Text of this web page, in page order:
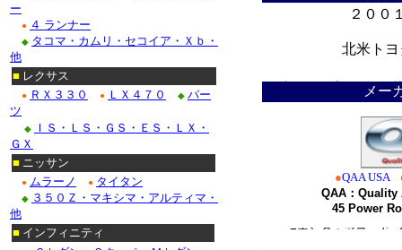
２００
北米ト
メー
●QAA USA
QAA：
45 Power
クローム/ステンレス
クローム/ステンレ
クロームパーツ■ニッ
・テラノ_クローム
/ステンレス_パーツ
Ｍ３５_クローム/ス
■ホンダ：アコード_
ー
● ４ ランナー
◆ タコマ・カムリ・セコイア・Ｘｂ・
他
■ レクサス
● ＲＸ３３０ ● ＬＸ４７０ ◆ パー
ツ
◆
ＩＳ・ＬＳ・ＧＳ・ＥＳ・ＬＸ・
ＧＸ
■ ニッサン
● ムラーノ ● タイタン
◆ ３５０Ｚ・マキシマ・アルティマ・
他
■ インフィニティ